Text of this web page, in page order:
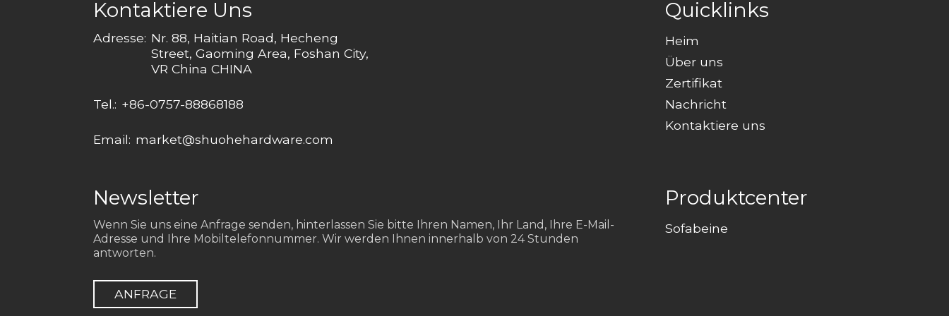
Kontaktiere Uns
Adresse: Nr. 88, Haitian Road, Hecheng
Street, Gaoming Area, Foshan City,
VR China CHINA
Tel.: +86-0757-88868188
Email: market@shuohehardware.com
Quicklinks
Heim
Über uns
Zertifikat
Nachricht
Kontaktiere uns
Newsletter
Wenn Sie uns eine Anfrage senden, hinterlassen Sie bitte Ihren Namen, Ihr Land, Ihre E-Mail-
Adresse und Ihre Mobiltelefonnummer. Wir werden Ihnen innerhalb von 24 Stunden
antworten.
ANFRAGE
Produktcenter
Sofabeine